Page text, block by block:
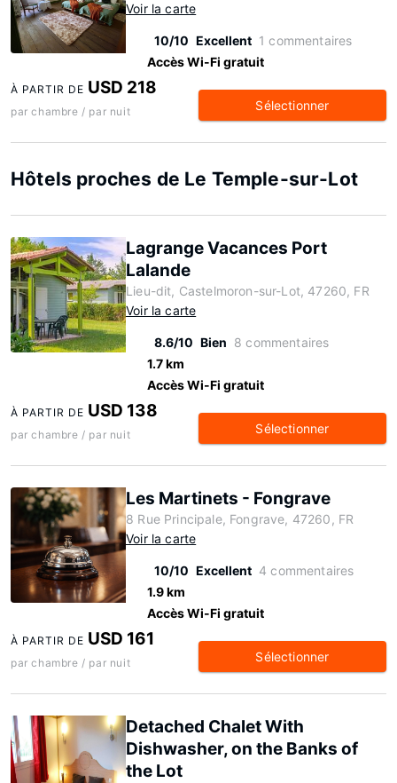
Voir la carte
10/10 Excellent 1 commentaires
Accès Wi-Fi gratuit
À PARTIR DE USD 218
par chambre / par nuit Sélectionner
Hôtels proches de Le Temple-sur-Lot
Lagrange Vacances Port
Lalande
Lieu-dit, Castelmoron-sur-Lot, 47260, FR
Voir la carte
8.6/10 Bien 8 commentaires
1.7 km
Accès Wi-Fi gratuit
À PARTIR DE USD 138
par chambre / par nuit Sélectionner
Les Martinets - Fongrave
8 Rue Principale, Fongrave, 47260, FR
Voir la carte
10/10 Excellent 4 commentaires
1.9 km
Accès Wi-Fi gratuit
À PARTIR DE USD 161
par chambre / par nuit Sélectionner
Detached Chalet With
Dishwasher, on the Banks of
the Lot